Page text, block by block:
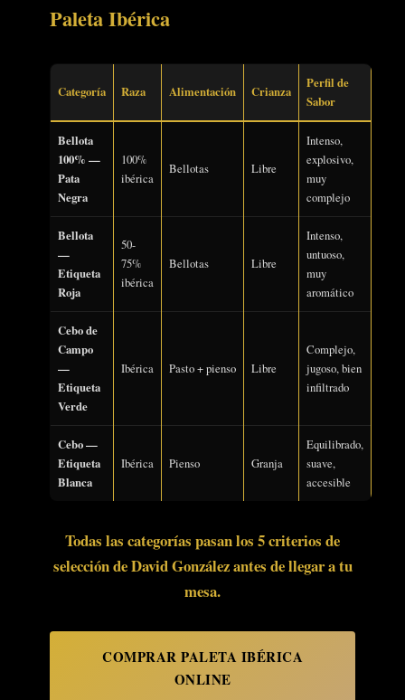
Paleta Ibérica
Categoría Raza Alimentación Crianza
Perfil de
Sabor
Bellota
100% —
Pata
Negra
100%
ibérica
Bellotas Libre
Intenso,
explosivo,
muy
complejo
Bellota
—
Etiqueta
Roja
50-
75%
ibérica
Bellotas Libre
Intenso,
untuoso,
muy
aromático
Cebo de
Campo
—
Etiqueta
Verde
Ibérica Pasto + pienso Libre
Complejo,
jugoso, bien
infiltrado
Cebo —
Etiqueta
Blanca
Ibérica Pienso Granja
Equilibrado,
suave,
accesible
Todas las categorías pasan los 5 criterios de
selección de David González antes de llegar a tu
mesa.
COMPRAR PALETA IBÉRICA
ONLINE